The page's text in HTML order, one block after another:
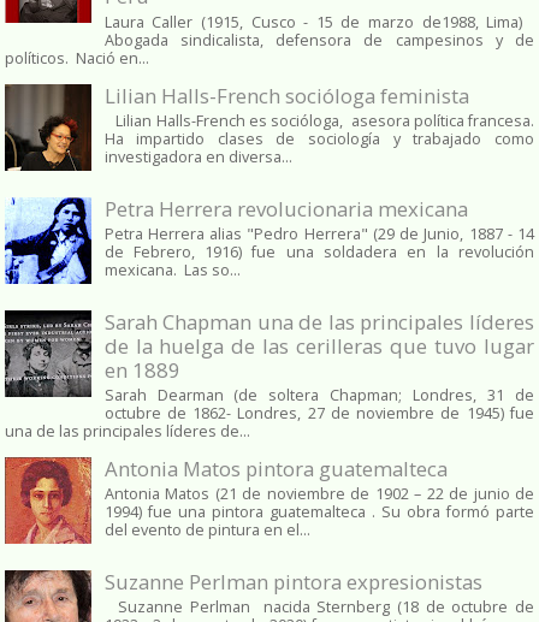
Laura Caller (1915, Cusco - 15 de marzo de1988, Lima)
Abogada sindicalista, defensora de campesinos y de
políticos. Nació en...
Lilian Halls-French socióloga feminista
Lilian Halls-French es socióloga, asesora política francesa.
Ha impartido clases de sociología y trabajado como
investigadora en diversa...
Petra Herrera revolucionaria mexicana
Petra Herrera alias "Pedro Herrera" (29 de Junio, 1887 - 14
de Febrero, 1916) fue una soldadera en la revolución
mexicana. Las so...
Sarah Chapman una de las principales líderes
de la huelga de las cerilleras que tuvo lugar
en 1889
Sarah Dearman (de soltera Chapman; Londres, 31 de
octubre de 1862​- Londres, 27 de noviembre de 1945)​ fue
una de las principales líderes de...
Antonia Matos pintora guatemalteca
Antonia Matos (21 de noviembre de 1902 – 22 de junio de
1994) fue una pintora guatemalteca . Su obra formó parte
del evento de pintura en el...
Suzanne Perlman pintora expresionistas
Suzanne Perlman nacida Sternberg (18 de octubre de